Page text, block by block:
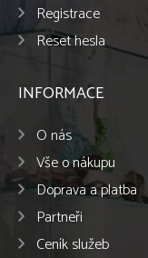
Registrace
Reset hesla
INFORMACE
O nás
Vše o nákupu
Doprava a platba
Partneři
Ceník služeb